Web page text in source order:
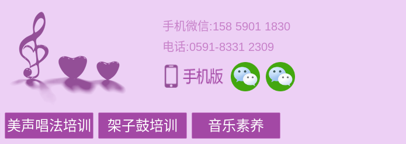
手机微信:158 5901 1830
电话:0591-8331 2309
美声唱法培训 架子鼓培训 音乐素养